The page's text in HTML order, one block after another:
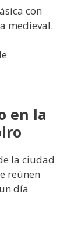
con
medieval.
en la
la ciudad
reúnen
día